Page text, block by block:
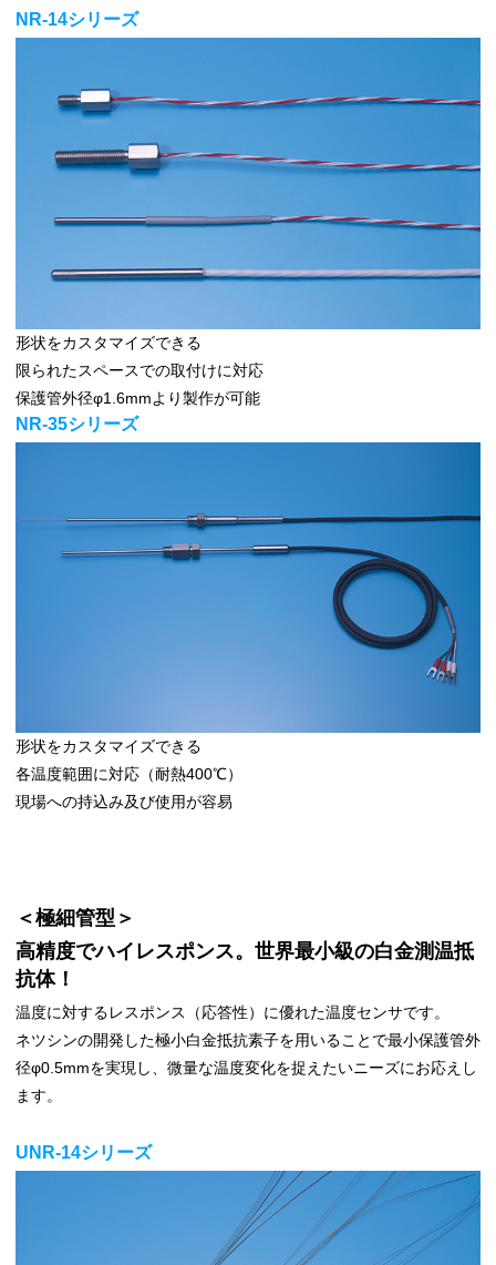
NR-14シリーズ
形状をカスタマイズできる
限られたスペースでの取付けに対応
保護管外径φ1.6mmより製作が可能
NR-35シリーズ
形状をカスタマイズできる
各温度範囲に対応（耐熱400℃）
現場への持込み及び使用が容易
＜極細管型＞
高精度でハイレスポンス。世界最小級の白金測温抵
抗体！
温度に対するレスポンス（応答性）に優れた温度センサです。
ネツシンの開発した極小白金抵抗素子を用いることで最小保護管外
径φ0.5mmを実現し、微量な温度変化を捉えたいニーズにお応えし
ます。
UNR-14シリーズ